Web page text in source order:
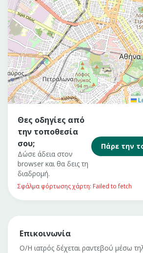
Θες οδηγίες από
την τοποθεσία
σου;
Δώσε άδεια στον
browser και θα δεις τη
διαδρομή.
Πάρε την
Σφάλμα φόρτωσης χάρτη: Failed to fetch
Επικοινωνία
Ο/Η ιατρός δέχεται ραντεβού μέσω